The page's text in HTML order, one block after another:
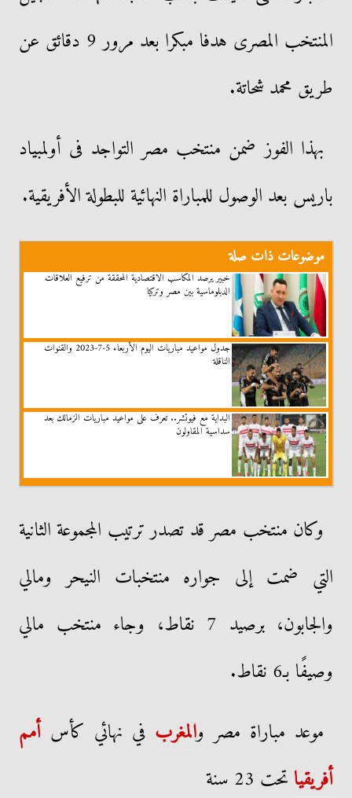
المنتخب المصرى هدفا مبكرا بعد مرور 9 دقائق عن
طريق محمد شحاتة.
بهذا الفوز ضمن منتخب مصر التواجد فى أولمبياد
باريس بعد الوصول للمباراة النهائية للبطولة الأفريقية.
موضوعات ذات صلة
خبير يرصد المكاسب الاقتصادية المحققة من ترفيع العلاقات
الدبلوماسية بين مصر وتركيا
جدول مواعيد مباريات اليوم الأربعاء 5-7-2023 والقنوات
الناقلة
البداية مع فيوتشر.. تعرف على مواعيد مباريات الزمالك بعد
سداسية المقاولون
وكان منتخب مصر قد تصدر ترتيب المجموعة الثانية
التي ضمت إلى جواره منتخبات النيحر ومالي
والجابون، برصيد 7 نقاط، وجاء منتخب مالي
وصيفًا بـ6 نقاط.
موعد مباراة مصر والمغرب في نهائي كأسأمم
أفريقيا تحت 23 سنة